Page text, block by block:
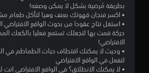
بطريقة مُرضية بشكل لا يمكن وصفه!
• اكسر فنجان قهوتك بعنف وهيا لتأكل طعام
• استغل نتاج عقودا من بحوث الواقع الافتراضي
حركة قمت بها لتجعلك تستمع فعليا بالكعك
الافتراضي!
• وحيث لا يمكنك اقتطاف حبات الطماطم في
لتفعل في الواقع الافتراضي
• لا يمكنك الانطلاق؟ في الواقع الافتراضي